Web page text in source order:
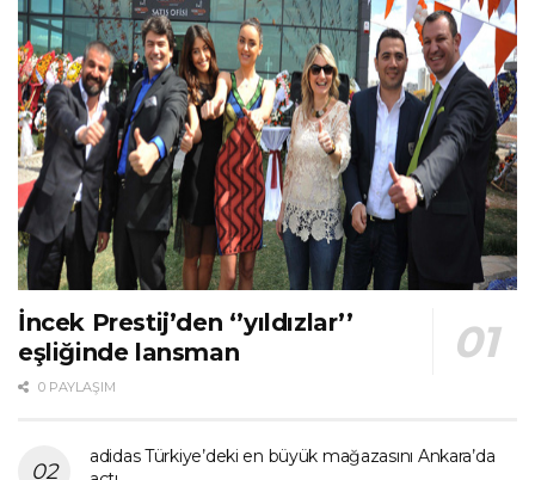
İncek Prestij’den ‘’yıldızlar’’
eşliğinde lansman
0 PAYLAŞIM
adidas Türkiye’deki en büyük mağazasını Ankara’da